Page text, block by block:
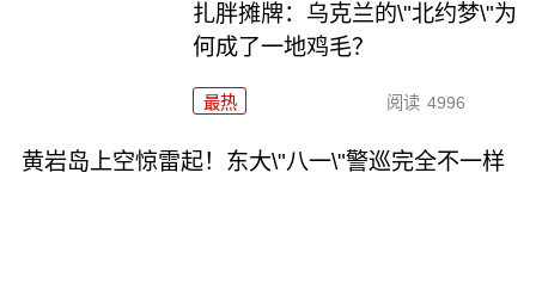
扎胖摊牌：乌克兰的\"北约梦\"为
何成了一地鸡毛？
最热 阅读 4996
黄岩岛上空惊雷起！东大\"八一\"警巡完全不一样